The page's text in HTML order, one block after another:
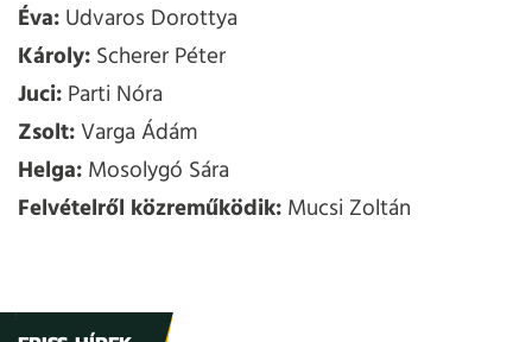
Éva:Udvaros Dorottya
Károly:Scherer Péter
Juci:Parti Nóra
Zsolt:Varga Ádám
Helga:Mosolygó Sára
Felvételről közreműködik:Mucsi Zoltán